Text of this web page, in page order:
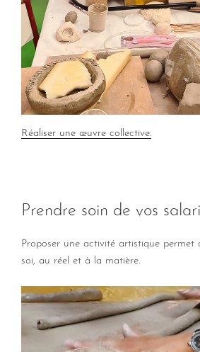
Réaliser une œuvre collective.
Prendre soin de vos
Proposer une activité artistique permet
soi, au réel et à la matière.